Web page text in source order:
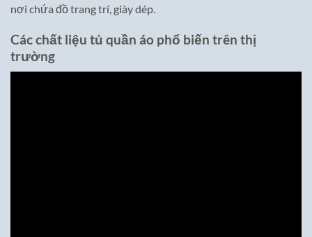
nơi chứa đồ trang trí, giày dép.
Các chất liệu tủ quần áo phổ biến trên thị
trường